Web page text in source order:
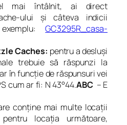
mai întâlnit, ai direct
ului și câteva indicii
GC3295R_casa-
Caches: pentru a desluși
trebuie să răspunzi la
în funcție de răspunsuri vei
cum ar fi: N 43°44.ABC– E
conține mai multe locații
locația următoare,